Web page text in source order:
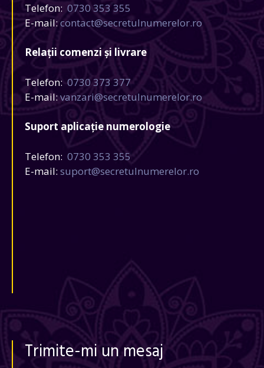
Telefon: 0730 353 355
E-mail:contact@secretulnumerelor.ro
Relații comenzi și livrare
Telefon:0730 373 377
E-mail:vanzari@secretulnumerelor.ro
Suport aplicație numerologie
Telefon: 0730 353 355
E-mail: suport@secretulnumerelor.ro
Trimite-mi un mesaj